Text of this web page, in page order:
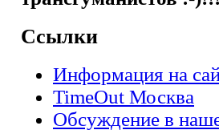
Ссылки
Информация на
TimeOut Москва
Обсуждение в